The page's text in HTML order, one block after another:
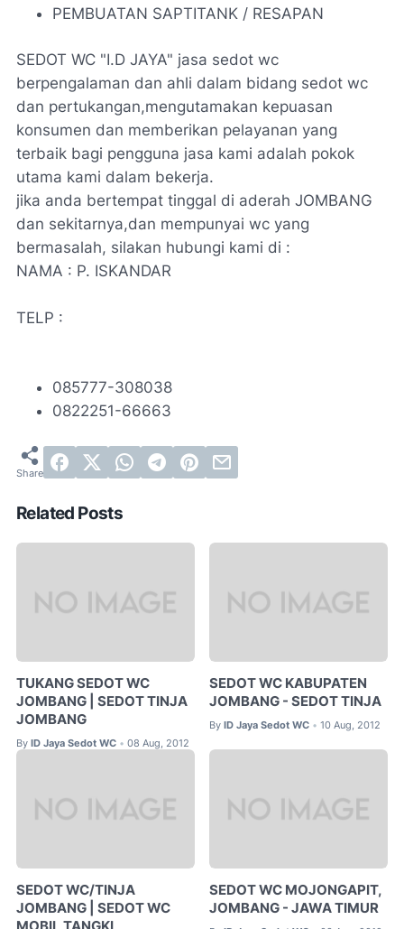
PEMBUATAN SAPTITANK / RESAPAN
SEDOT WC "I.D JAYA" jasa sedot wc
berpengalaman dan ahli dalam bidang sedot wc
dan pertukangan,mengutamakan kepuasan
konsumen dan memberikan pelayanan yang
terbaik bagi pengguna jasa kami adalah pokok
utama kami dalam bekerja.
jika anda bertempat tinggal di aderah JOMBANG
dan sekitarnya,dan mempunyai wc yang
bermasalah, silakan hubungi kami di :
NAMA : P. ISKANDAR
TELP :
085777-308038
0822251-66663
Related Posts
TUKANG SEDOT WC
JOMBANG | SEDOT TINJA
JOMBANG
By ID Jaya Sedot WC • 08 Aug, 2012
SEDOT WC KABUPATEN
JOMBANG - SEDOT TINJA
By ID Jaya Sedot WC • 10 Aug, 2012
SEDOT WC/TINJA
JOMBANG | SEDOT WC
SEDOT WC MOJONGAPIT,
JOMBANG - JAWA TIMUR